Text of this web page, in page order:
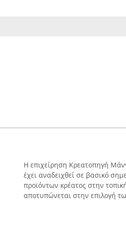
Η επιχείρηση Κρεατοπηγή
έχει αναδειχθεί σε βασικό
προϊόντων κρέατος στην
αποτυπώνεται στην επιλογή